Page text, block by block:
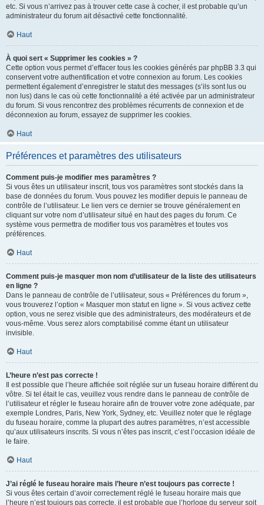
etc. Si vous n’arrivez pas à trouver cette case à cocher, il est probable qu’un
administrateur du forum ait désactivé cette fonctionnalité.
Haut
À quoi sert « Supprimer les cookies » ?
Cette option vous permet d’effacer tous les cookies générés par phpBB 3.3 qui
conservent votre authentification et votre connexion au forum. Les cookies
permettent également d’enregistrer le statut des messages (s’ils sont lus ou
non lus) dans le cas où cette fonctionnalité a été activée par un administrateur
du forum. Si vous rencontrez des problèmes récurrents de connexion et de
déconnexion au forum, essayez de supprimer les cookies.
Haut
Préférences et paramètres des utilisateurs
Comment puis-je modifier mes paramètres ?
Si vous êtes un utilisateur inscrit, tous vos paramètres sont stockés dans la
base de données du forum. Vous pouvez les modifier depuis le panneau de
contrôle de l’utilisateur. Le lien vers ce dernier se trouve généralement en
cliquant sur votre nom d’utilisateur situé en haut des pages du forum. Ce
système vous permettra de modifier tous vos paramètres et toutes vos
préférences.
Haut
Comment puis-je masquer mon nom d’utilisateur de la liste des utilisateurs
en ligne ?
Dans le panneau de contrôle de l’utilisateur, sous « Préférences du forum »,
vous trouverez l’option « Masquer mon statut en ligne ». Si vous activez cette
option, vous ne serez visible que des administrateurs, des modérateurs et de
vous-même. Vous serez alors comptabilisé comme étant un utilisateur
invisible.
Haut
L’heure n’est pas correcte !
Il est possible que l’heure affichée soit réglée sur un fuseau horaire différent du
vôtre. Si tel était le cas, veuillez vous rendre dans le panneau de contrôle de
l’utilisateur et régler le fuseau horaire afin de trouver votre zone adéquate, par
exemple Londres, Paris, New York, Sydney, etc. Veuillez noter que le réglage
du fuseau horaire, comme la plupart des autres paramètres, n’est accessible
qu’aux utilisateurs inscrits. Si vous n’êtes pas inscrit, c’est l’occasion idéale de
le faire.
Haut
J’ai réglé le fuseau horaire mais l’heure n’est toujours pas correcte !
Si vous êtes certain d’avoir correctement réglé le fuseau horaire mais que
l’heure n’est toujours pas correcte, il est probable que l’horloge du serveur soit